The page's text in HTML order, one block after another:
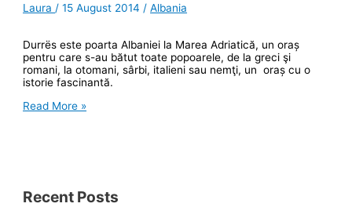
Laura /15 August 2014 /Albania
Durrës este poarta Albaniei la Marea Adriatică, un oraș
pentru care s-au bătut toate popoarele, de la greci şi
romani, la otomani, sârbi, italieni sau nemţi, un oraș cu o
istorie fascinantă.
Durrës:
Read More »
Recent Posts